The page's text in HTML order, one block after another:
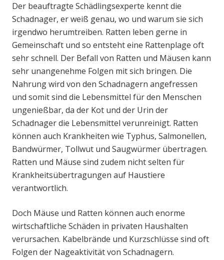
Der beauftragte Schädlingsexperte kennt die
Schadnager, er weiß genau, wo und warum sie sich
irgendwo herumtreiben. Ratten leben gerne in
Gemeinschaft und so entsteht eine Rattenplage oft
sehr schnell. Der Befall von Ratten und Mäusen kann
sehr unangenehme Folgen mit sich bringen. Die
Nahrung wird von den Schadnagern angefressen
und somit sind die Lebensmittel für den Menschen
ungenießbar, da der Kot und der Urin der
Schadnager die Lebensmittel verunreinigt. Ratten
können auch Krankheiten wie Typhus, Salmonellen,
Bandwürmer, Tollwut und Saugwürmer übertragen.
Ratten und Mäuse sind zudem nicht selten für
Krankheitsübertragungen auf Haustiere
verantwortlich.
Doch Mäuse und Ratten können auch enorme
wirtschaftliche Schäden in privaten Haushalten
verursachen. Kabelbrände und Kurzschlüsse sind oft
Folgen der Nageaktivität von Schadnagern.